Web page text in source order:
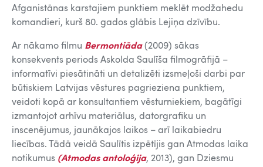
Afganistānas karstajiem punktiem meklēt modžahedu
komandieri, kurš 80. gados glābis Lejiņa dzīvību.
Ar nākamo filmu Bermontiāda(2009) sākas
konsekvents periods Askolda Saulīša filmogrāfijā –
informatīvi piesātināti un detalizēti izsmeļoši darbi par
būtiskiem Latvijas vēstures pagrieziena punktiem,
veidoti kopā ar konsultantiem vēsturniekiem, bagātīgi
izmantojot arhīvu materiālus, datorgrafiku un
inscenējumus, jaunākajos laikos – arī laikabiedru
liecības. Tādā veidā Saulītis izpētījis gan Atmodas laika
notikumus (Atmodas antoloģija, 2013), gan Dziesmu